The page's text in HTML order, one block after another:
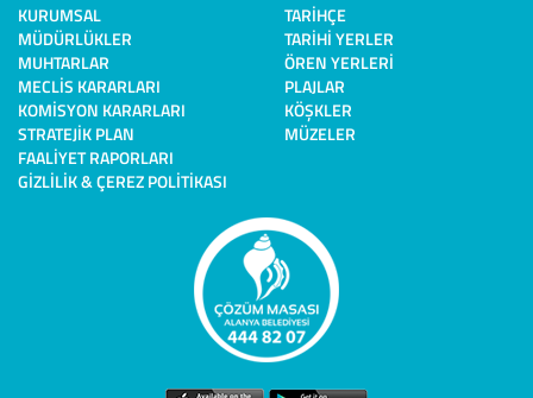
KURUMSAL
MÜDÜRLÜKLER
MUHTARLAR
MECLIS KARARLARI
KOMISYON KARARLARI
STRATEJIK PLAN
FAALIYET RAPORLARI
GIZLILIK & ÇEREZ POLITIKASI
TARIHÇE
TARIHI YERLER
ÖREN YERLERI
PLAJLAR
KÖŞKLER
MÜZELER